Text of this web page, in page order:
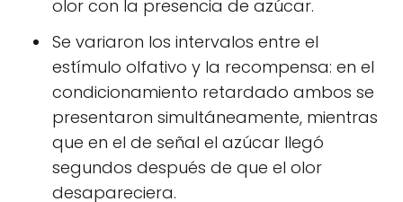
olor con la presencia de azúcar.
Se variaron los intervalos entre el
estímulo olfativo y la recompensa: en el
condicionamiento retardado ambos se
presentaron simultáneamente, mientras
que en el de señal el azúcar llegó
segundos después de que el olor
desapareciera.